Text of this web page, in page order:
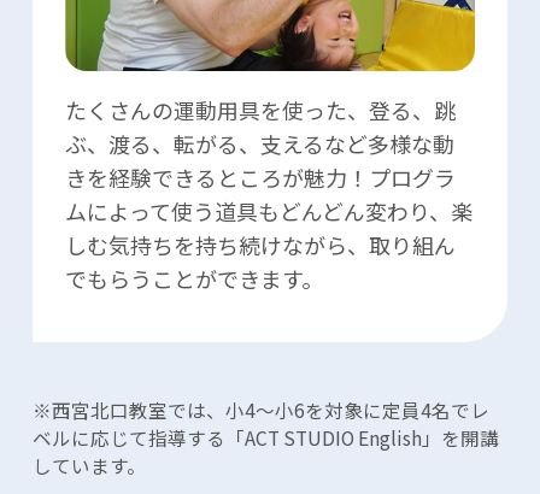
たくさんの運動用具を使った、登る、跳
ぶ、渡る、転がる、支えるなど多様な動
きを経験できるところが魅力！プログラ
ムによって使う道具もどんどん変わり、楽
しむ気持ちを持ち続けながら、取り組ん
でもらうことができます。
※西宮北口教室では、小4〜小6を対象に定員4名でレ
ベルに応じて指導する「ACT STUDIO English」を開講
しています。​